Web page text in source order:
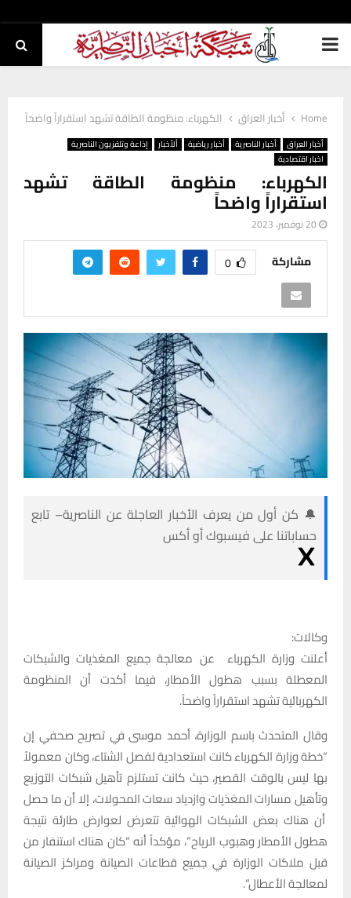
PRIMARY
Home أخبار العراق الكهرباء: منظومة الطاقة تشهد استقراراً واضحاً
أخبار العراق أخبار الناصرية أخبار رياضية ألأخبار
إذاعة وتلفزيون الناصرية
اخبار اقتصادية
الكهرباء: منظومة الطاقة تشهد
استقراراً واضحاً
20 نوفمبر، 2023
مشاركة 0
🔔 كن أول من يعرف الأخبار العاجلة عن الناصرية– تابع
حساباتنا على فيسبوك أو أكس
وكالات:
أعلنت وزارة الكهرباء عن معالجة جميع المغذيات والشبكات
المعطلة بسبب هطول الأمطار، فيما أكدت أن المنظومة
الكهربائية تشهد استقراراً واضحاً.
وقال المتحدث باسم الوزارة، أحمد موسى في تصريح صحفي إن
“خطة وزارة الكهرباء كانت استعدادية لفصل الشتاء، وكان معمولاً
بها ليس بالوقت القصير، حيث كانت تستلزم تأهيل شبكات التوزيع
وتأهيل مسارات المغذيات وازدياد سعات المحولات، إلا أن ما حصل
أن هناك بعض الشبكات الهوائية تتعرض لعوارض طارئة نتيجة
هطول الأمطار وهبوب الرياح”، مؤكداً أنه “كان هناك استنفار من
قبل ملاكات الوزارة في جميع قطاعات الصيانة ومراكز الصيانة
لمعالجة الأعطال”.